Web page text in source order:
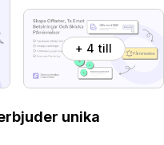
+ 4 till
unika